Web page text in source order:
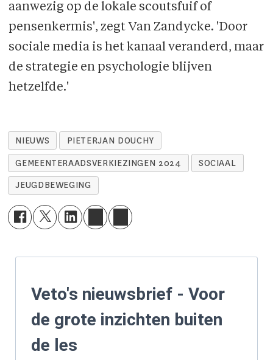
aanwezig op de lokale scoutsfuif of
pensenkermis', zegt Van Zandycke. 'Door
sociale media is het kanaal veranderd, maar
de strategie en psychologie blijven
hetzelfde.'
NIEUWS PIETERJAN DOUCHY
GEMEENTERAADSVERKIEZINGEN 2024 SOCIAAL
JEUGDBEWEGING
Veto's nieuwsbrief - Voor
de grote inzichten buiten
de les